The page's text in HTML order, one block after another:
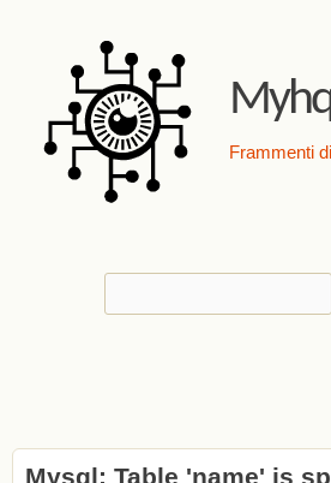
Frammenti
Form di ricerca
Mysql: Table 'name' is